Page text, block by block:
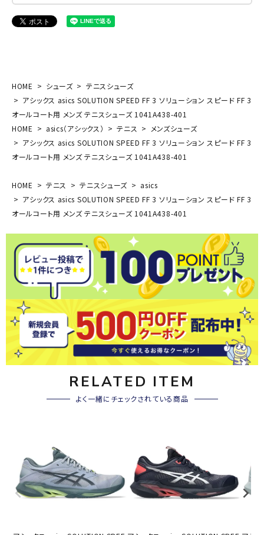
HOME シューズ
テニスシューズ
アシックス asics SOLUTION SPEED FF 3 ソリューション スピード FF 3
オールコート用 メンズ テニスシューズ 1041A438-401
HOME
asics（アシックス） テニス
メンズシューズ
アシックス asics SOLUTION SPEED FF 3 ソリューション スピード FF 3
オールコート用 メンズ テニスシューズ 1041A438-401
HOME テニス テニスシューズ
asics
アシックス asics SOLUTION SPEED FF 3 ソリューション スピード FF 3
オールコート用 メンズ テニスシューズ 1041A438-401
RELATED ITEM
よく一緒にチェックされている商品